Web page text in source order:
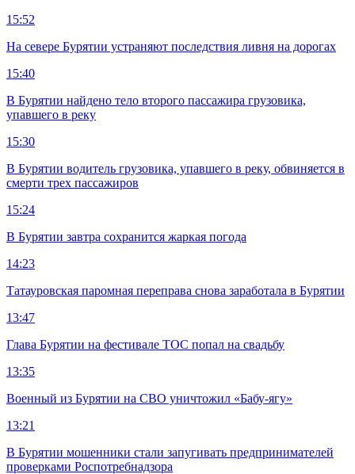
15:52
На севере Бурятии устраняют последствия ливня на дорогах
15:40
В Бурятии найдено тело второго пассажира грузовика,
упавшего в реку
15:30
В Бурятии водитель грузовика, упавшего в реку, обвиняется в
смерти трех пассажиров
15:24
В Бурятии завтра сохранится жаркая погода
14:23
Татауровская паромная переправа снова заработала в Бурятии
13:47
Глава Бурятии на фестивале ТОС попал на свадьбу
13:35
Военный из Бурятии на СВО уничтожил «Бабу-ягу»
13:21
В Бурятии мошенники стали запугивать предпринимателей
проверками Роспотребнадзора